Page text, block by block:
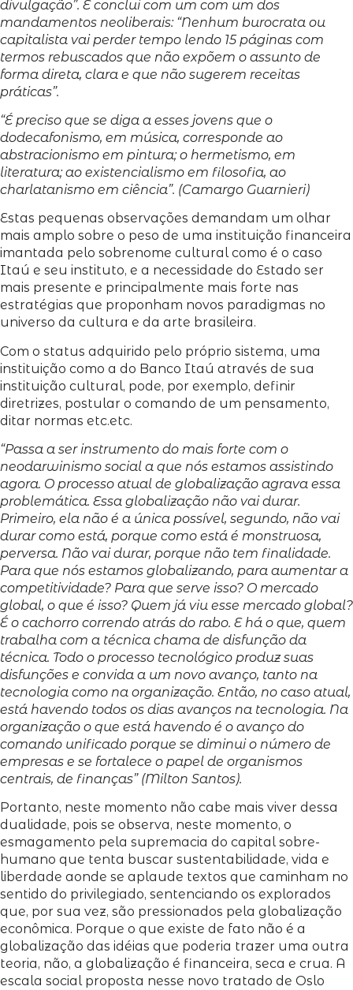
divulgação”. E conclui com um com um dos
mandamentos neoliberais: “Nenhum burocrata ou
capitalista vai perder tempo lendo 15 páginas com
termos rebuscados que não expõem o assunto de
forma direta, clara e que não sugerem receitas
práticas”.
“É preciso que se diga a esses jovens que o
dodecafonismo, em música, corresponde ao
abstracionismo em pintura; o hermetismo, em
literatura; ao existencialismo em filosofia, ao
charlatanismo em ciência”. (Camargo Guarnieri)
Estas pequenas observações demandam um olhar
mais amplo sobre o peso de uma instituição financeira
imantada pelo sobrenome cultural como é o caso
Itaú e seu instituto, e a necessidade do Estado ser
mais presente e principalmente mais forte nas
estratégias que proponham novos paradigmas no
universo da cultura e da arte brasileira.
Com o status adquirido pelo próprio sistema, uma
instituição como a do Banco Itaú através de sua
instituição cultural, pode, por exemplo, definir
diretrizes, postular o comando de um pensamento,
ditar normas etc.etc.
“Passa a ser instrumento do mais forte com o
neodarwinismo social a que nós estamos assistindo
agora. O processo atual de globalização agrava essa
problemática. Essa globalização não vai durar.
Primeiro, ela não é a única possível, segundo, não vai
durar como está, porque como está é monstruosa,
perversa. Não vai durar, porque não tem finalidade.
Para que nós estamos globalizando, para aumentar a
competitividade? Para que serve isso? O mercado
global, o que é isso? Quem já viu esse mercado global?
É o cachorro correndo atrás do rabo. E há o que, quem
trabalha com a técnica chama de disfunção da
técnica. Todo o processo tecnológico produz suas
disfunções e convida a um novo avanço, tanto na
tecnologia como na organização. Então, no caso atual,
está havendo todos os dias avanços na tecnologia. Na
organização o que está havendo é o avanço do
comando unificado porque se diminui o número de
empresas e se fortalece o papel de organismos
centrais, de finanças” (Milton Santos).
Portanto, neste momento não cabe mais viver dessa
dualidade, pois se observa, neste momento, o
esmagamento pela supremacia do capital sobre-
humano que tenta buscar sustentabilidade, vida e
liberdade aonde se aplaude textos que caminham no
sentido do privilegiado, sentenciando os explorados
que, por sua vez, são pressionados pela globalização
econômica. Porque o que existe de fato não é a
globalização das idéias que poderia trazer uma outra
teoria, não, a globalização é financeira, seca e crua. A
escala social proposta nesse novo tratado de Oslo